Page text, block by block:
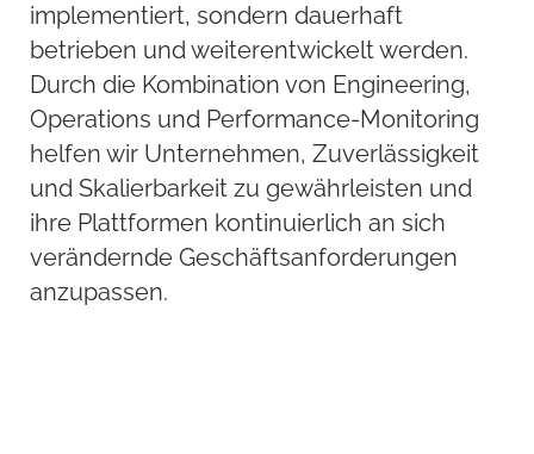
implementiert, sondern dauerhaft
betrieben und weiterentwickelt werden.
Durch die Kombination von Engineering,
Operations und Performance-Monitoring
helfen wir Unternehmen, Zuverlässigkeit
und Skalierbarkeit zu gewährleisten und
ihre Plattformen kontinuierlich an sich
verändernde Geschäftsanforderungen
anzupassen.